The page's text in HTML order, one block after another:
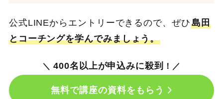
公式LINEからエントリーできるので、ぜひ島田
とコーチングを学んでみましょう。
＼400名以上が申込みに殺到 ！／
無料で講座の資料をもらう